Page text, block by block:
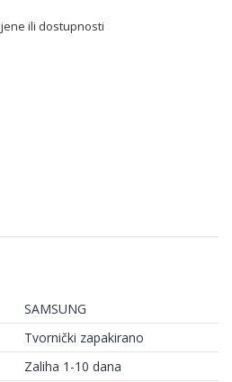
ili dostupnosti
SAMSUNG
Tvornički zapakirano
Zaliha 1-10 dana